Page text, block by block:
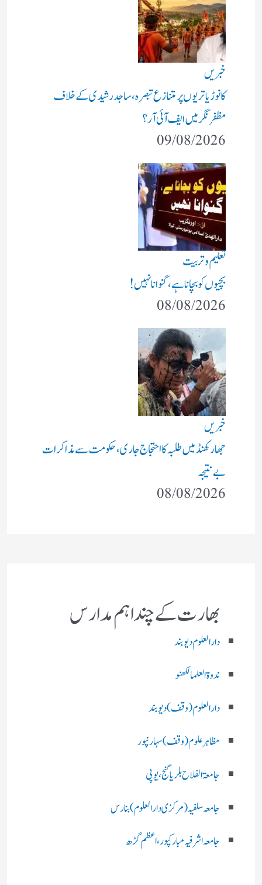
خبریں
کانوڑ یاتریوں پر متنازع تبصرہ، ساجد رشیدی کے خلاف
مظفرنگر میں ایف آئی آر؟
09/08/2026
تعلیم و تربیت
بچیوں کو بچانا ہے، گنوانا نہیں!
08/08/2026
خبریں
جھارکھنڈ میں طلبہ کا احتجاج جاری، حکومت سے مذاکرات
بے نتیجہ
08/08/2026
بھارت کے چند اہم مدارس
دارالعلوم دیوبند
ندوۃالعلما لکھنو
دارالعلوم (وقف)دیوبند
مظاہرعلوم (وقف)سہارنپور
جامعۃ الفلاح بلریاگنج،یوپی
جامعہ سلفیہ(مرکزی دارالعلوم )بنارس
جامعہ اشرفیہ مبارکپور،اعظم گڑھ